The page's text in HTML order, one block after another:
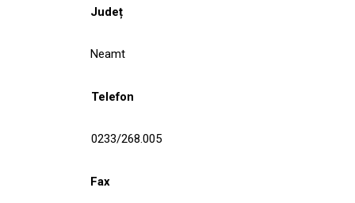
Județ
Neamt
Telefon
0233/268.005
Fax